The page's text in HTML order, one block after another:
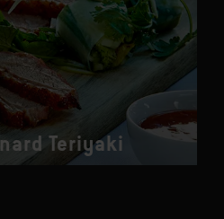
Teriyaki